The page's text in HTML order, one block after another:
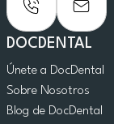
DOCDENTAL
Únete a DocDental
Sobre Nosotros
Blog de DocDental